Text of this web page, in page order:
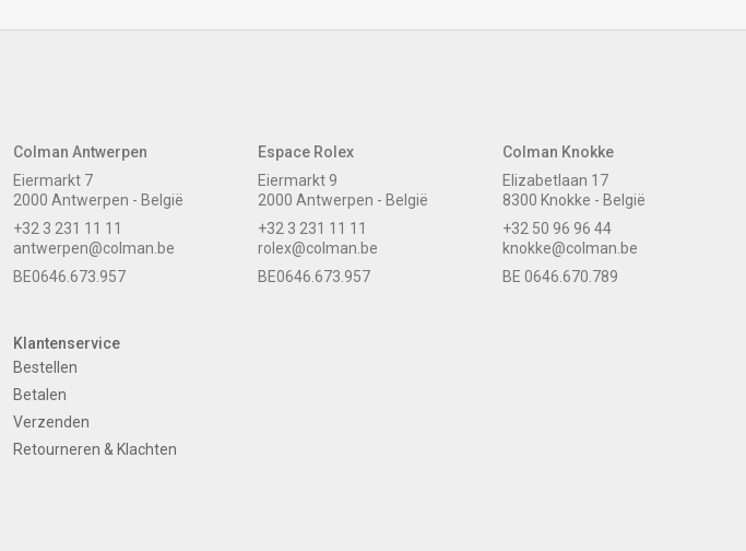
Colman Antwerpen
Eiermarkt 7
2000 Antwerpen - België
+32 3 231 11 11
antwerpen@colman.be
BE0646.673.957
Espace Rolex
Eiermarkt 9
2000 Antwerpen - België
+32 3 231 11 11
rolex@colman.be
BE0646.673.957
Colman Knokke
Elizabetlaan 17
8300 Knokke - België
+32 50 96 96 44
knokke@colman.be
BE 0646.670.789
Klantenservice
Bestellen
Betalen
Verzenden
Retourneren & Klachten